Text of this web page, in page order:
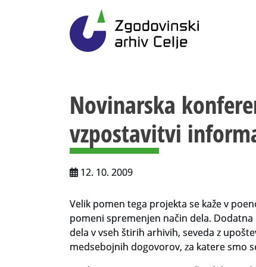
Zgodovinski arhiv
Novinarska
vzpostavitvi
12. 10. 2009
Velik pomen tega projekta se kaže v
pomeni spremenjen način dela.
dela v vseh štirih arhivih, seveda z
medsebojnih dogovorov, za katere smo